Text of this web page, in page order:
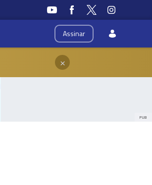
Assinar
×
PUB